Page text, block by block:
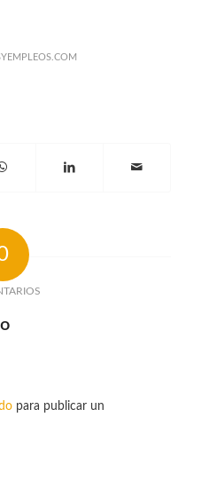
para publicar un